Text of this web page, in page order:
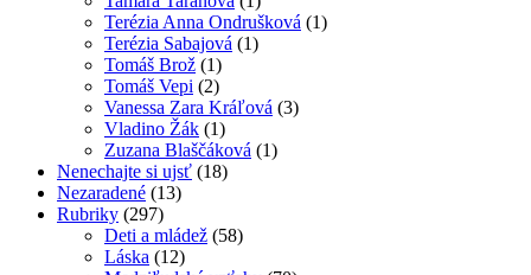
Terézia Anna Ondrušková (1)
Terézia Sabajová (1)
Tomáš Brož (1)
Tomáš Vepi (2)
Vanessa Zara Kráľová (3)
Vladino Žák (1)
Zuzana Blaščáková (1)
Nenechajte si ujsť (18)
Nezaradené (13)
Rubriky (297)
Deti a mládež (58)
Láska (12)